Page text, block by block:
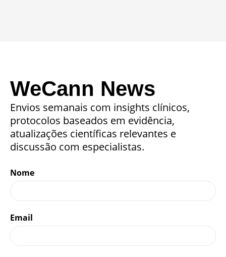
WeCann News
Envios semanais com insights clínicos,
protocolos baseados em evidência,
atualizações científicas relevantes e
discussão com especialistas.
Nome
Email